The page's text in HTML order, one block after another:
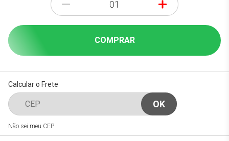
- +
COMPRAR
Calcular o Frete
Não sei meu CEP